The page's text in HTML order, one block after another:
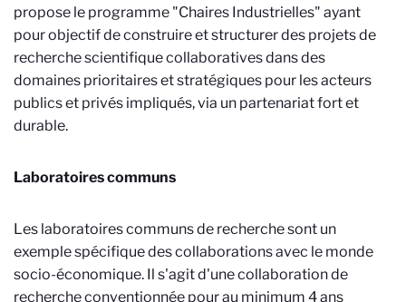
propose le programme "Chaires Industrielles" ayant
pour objectif de construire et structurer des projets de
recherche scientifique collaboratives dans des
domaines prioritaires et stratégiques pour les acteurs
publics et privés impliqués, via un partenariat fort et
durable.
Laboratoires communs
Les laboratoires communs de recherche sont un
exemple spécifique des collaborations avec le monde
socio-économique. Il s'agit d'une collaboration de
recherche conventionnée pour au minimum 4 ans